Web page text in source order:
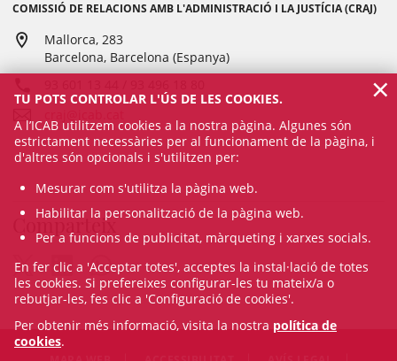
COMISSIÓ DE RELACIONS AMB L'ADMINISTRACIÓ I LA JUSTÍCIA (CRAJ)
Mallorca, 283
Barcelona, Barcelona (Espanya)
Comparteix
TU POTS CONTROLAR L'ÚS DE LES COOKIES.
A l’ICAB utilitzem cookies a la nostra pàgina. Algunes són
estrictament necessàries per al funcionament de la pàgina, i
d'altres són opcionals i s'utilitzen per:
Mesurar com s'utilitza la pàgina web.
Habilitar la personalització de la pàgina web.
Per a funcions de publicitat, màrqueting i xarxes socials.
En fer clic a 'Acceptar totes', acceptes la instal·lació de totes
les cookies. Si prefereixes configurar-les tu mateix/a o
rebutjar-les, fes clic a 'Configuració de cookies'.
Per obtenir més informació, visita la nostra política de
cookies.
×